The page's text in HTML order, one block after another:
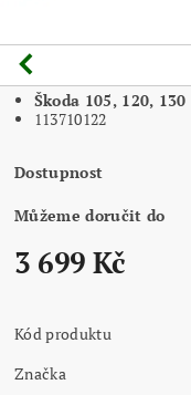
Škoda 105, 120,
113710122
Dostupnost
Můžeme doručit do
3 699 Kč
Kód produktu
Značka